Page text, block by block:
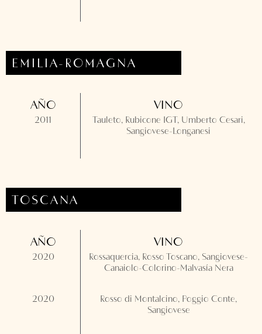
EMILIA-ROMAGNA
AÑO
2011
VINO
Tauleto, Rubicone IGT, Umberto Cesari,
Sangiovese-Longanesi
TOSCANA
AÑO
2020
VINO
Rossaquercia, Rosso Toscano, Sangiovese-
Canaiolo-Colorino-Malvasía Nera
2020
Rosso di Montalcino, Poggio Conte,
Sangiovese